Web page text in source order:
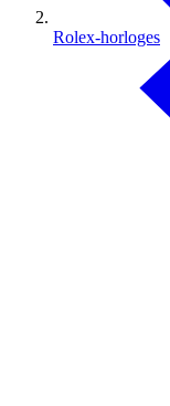
Rolex-horloges